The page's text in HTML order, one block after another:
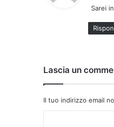
Sarei
Lascia un
Il tuo indirizzo email